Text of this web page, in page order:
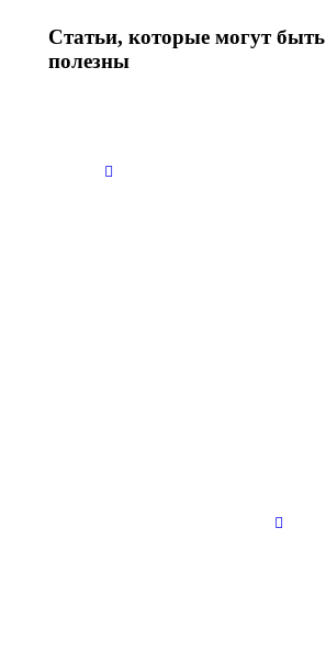
Статьи, которые могут быть
полезны